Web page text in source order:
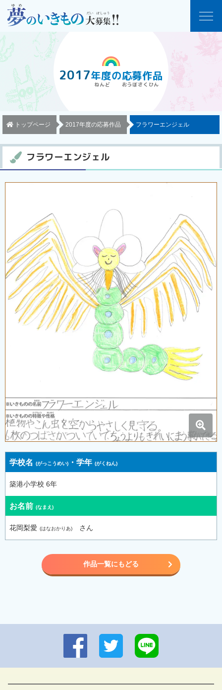
2017年度の応募作品
トップページ 2017年度の応募作品 フラワーエンジェル
フラワーエンジェル
学校名 ・学年
築港小学校 6年
お名前
花岡梨愛 さん
作品一覧にもどる